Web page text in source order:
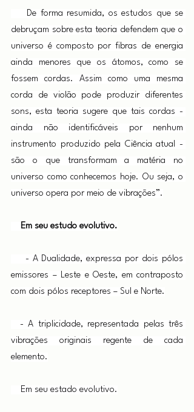
De forma resumida, os estudos que se
debruçam sobre esta teoria defendem que o
universo é composto por fibras de energia
ainda menores que os átomos, como se
fossem cordas. Assim como uma mesma
corda de violão pode produzir diferentes
sons, esta teoria sugere que tais cordas -
ainda não identificáveis por nenhum
instrumento produzido pela Ciência atual -
são o que transformam a matéria no
universo como conhecemos hoje. Ou seja, o
universo opera por meio de vibrações”.
Em seu estudo evolutivo.
- A Dualidade, expressa por dois pólos
emissores – Leste e Oeste, em contraposto
com dois pólos receptores – Sul e Norte.
- A triplicidade, representada pelas três
vibrações originais regente de cada
elemento.
Em seu estado evolutivo.